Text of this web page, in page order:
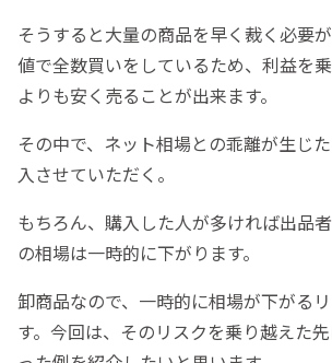
そうすると大量の商品を早く裁く必要
値で全数買いをしているため、利益を
よりも安く売ることが出来ます。
その中で、ネット相場との乖離が生じ
入させていただく。
もちろん、購入した人が多ければ出品
の相場は一時的に下がります。
卸商品なので、一時的に相場が下がる
す。今回は、そのリスクを乗り越えた